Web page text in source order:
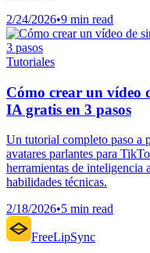
2/24/2026•9 min read
Tutoriales
Cómo crear un vídeo
IA gratis en 3 pasos
Un tutorial completo paso a
avatares parlantes para
herramientas de inteligencia
habilidades técnicas.
2/18/2026•5 min read
FreeLipSync